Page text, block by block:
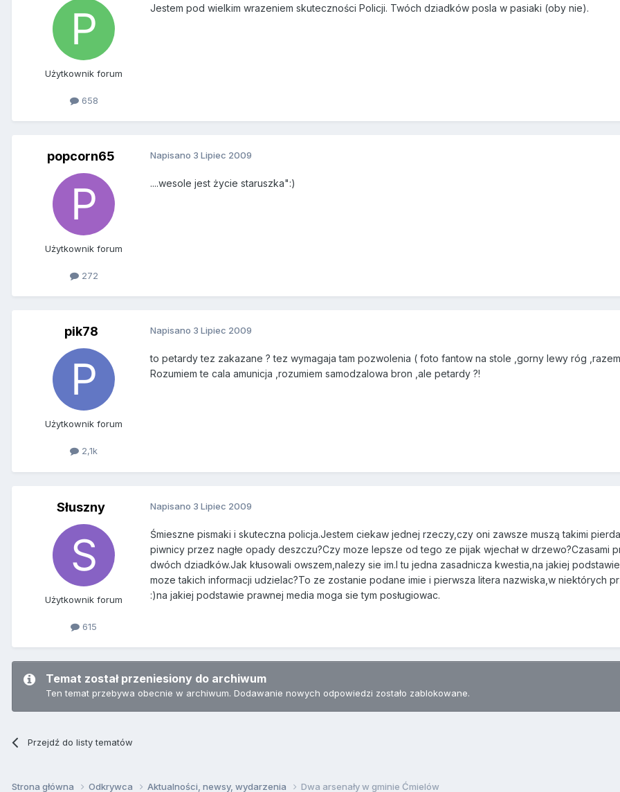
Użytkownik forum
658
Jestem pod wielkim wrazeniem skuteczności Policji. Twóch dziadków posla w pasiaki (oby nie).
popcorn65
Użytkownik forum
272
Napisano 3 Lipiec 2009
....wesole jest życie staruszka":)
pik78
Użytkownik forum
2,1k
Napisano 3 Lipiec 2009
to petardy tez zakazane ? tez wymagaja tam pozwolenia ( foto fantow na stole ,gorny lewy róg ,razem
Rozumiem te cala amunicja ,rozumiem samodzalowa bron ,ale petardy ?!
Słuszny
Użytkownik forum
615
Napisano 3 Lipiec 2009
Śmieszne pismaki i skuteczna policja.Jestem ciekaw jednej rzeczy,czy oni zawsze muszą takimi
piwnicy przez nagłe opady deszczu?Czy moze lepsze od tego ze pijak wjechał w drzewo?Czasami
dwóch dziadków.Jak kłusowali owszem,nalezy sie im.I tu jedna zasadnicza kwestia,na jakiej
moze takich informacji udzielac?To ze zostanie podane imie i pierwsza litera nazwiska,w niektórych
:)na jakiej podstawie prawnej media moga sie tym posługiowac.
Temat został przeniesiony do archiwum
Ten temat przebywa obecnie w archiwum. Dodawanie nowych odpowiedzi zostało zablokowane.
Przejdź do listy tematów
Strona główna Odkrywca Aktualności, newsy, wydarzenia Dwa arsenały w gminie Ćmielów